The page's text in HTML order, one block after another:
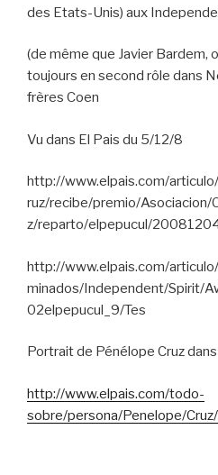
des Etats-Unis) aux
(de même que Javier Bardem,
toujours en second rôle dans
frères Coen
Vu dans El Pais du 5/12/8
http://www.elpais.com/
ruz/recibe/premio/
z/reparto/elpepucul/
http://www.elpais.com/
minados/Independent/Spirit/
02elpepucul_9/Tes
Portrait de Pénélope Cruz
http://www.elpais.com/todo-
sobre/persona/Penelope/